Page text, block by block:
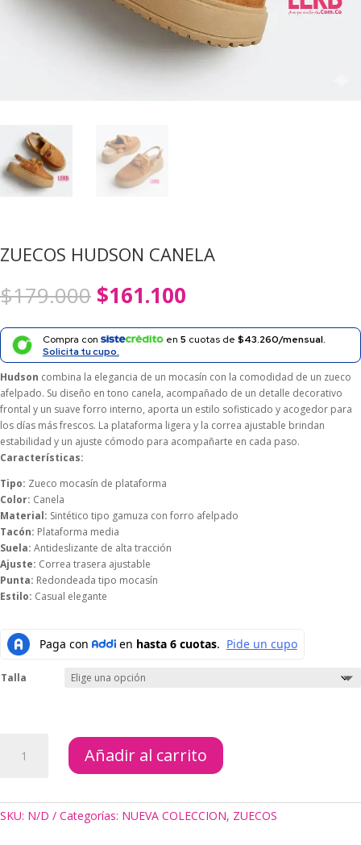
ZUECOS HUDSON CANELA
$179.000 El
precio
original
era:
$179.000.
$161.100
actual
es:
$161.100.
Compra con en 5 cuotas de $43.260/mensual.
Solicita tu cupo.
Hudson combina la elegancia de un mocasín con la comodidad de un zueco
afelpado. Su diseño en tono canela, acompañado de un detalle decorativo
frontal y un suave forro interno, aporta un estilo sofisticado y acogedor para
los días más frescos. La plataforma ligera y la correa ajustable brindan
estabilidad y un ajuste cómodo para acompañarte en cada paso.
Características:
Tipo: Zueco mocasín de plataforma
Color: Canela
Material: Sintético tipo gamuza con forro afelpado
Tacón: Plataforma media
Suela: Antideslizante de alta tracción
Ajuste: Correa trasera ajustable
Punta: Redondeada tipo mocasín
Estilo: Casual elegante
Talla
HUDSON
Añadir al carrito
SKU: N/D Categorías: NUEVA COLECCION, ZUECOS